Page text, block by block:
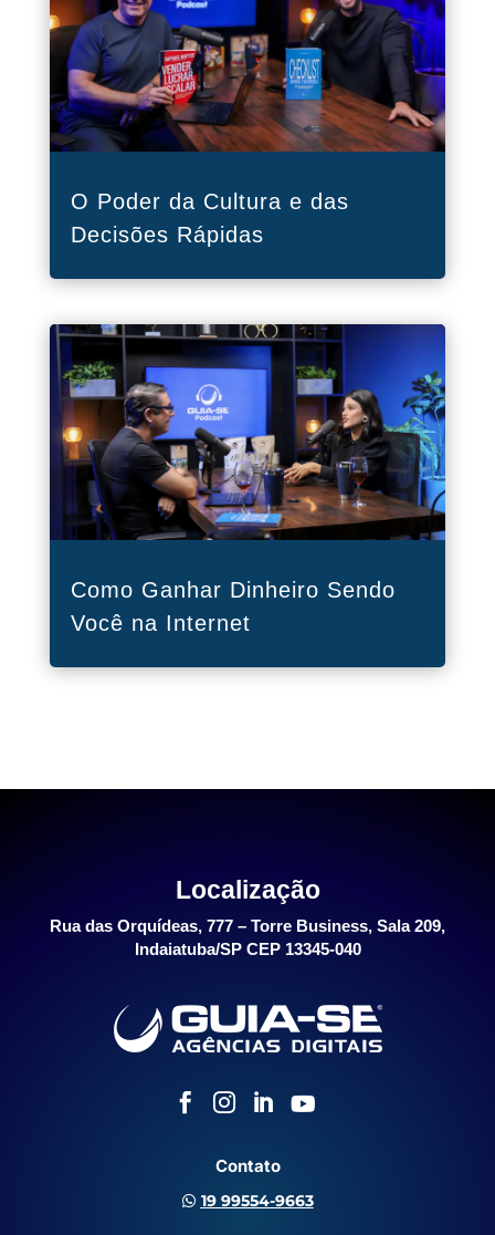
O Poder da Cultura e das
Decisões Rápidas
Como Ganhar Dinheiro Sendo
Você na Internet
Localização
Rua das Orquídeas, 777 – Torre Business, Sala 209,
Indaiatuba/SP CEP 13345-040
   
Contato
 19 99554-9663